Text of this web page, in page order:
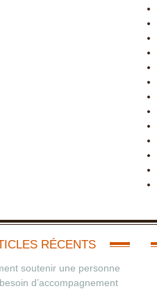
RÉCENTS
soutenir une personne
d’accompagnement